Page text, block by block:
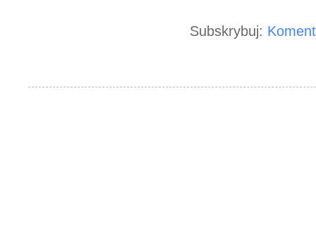
Subskrybuj: